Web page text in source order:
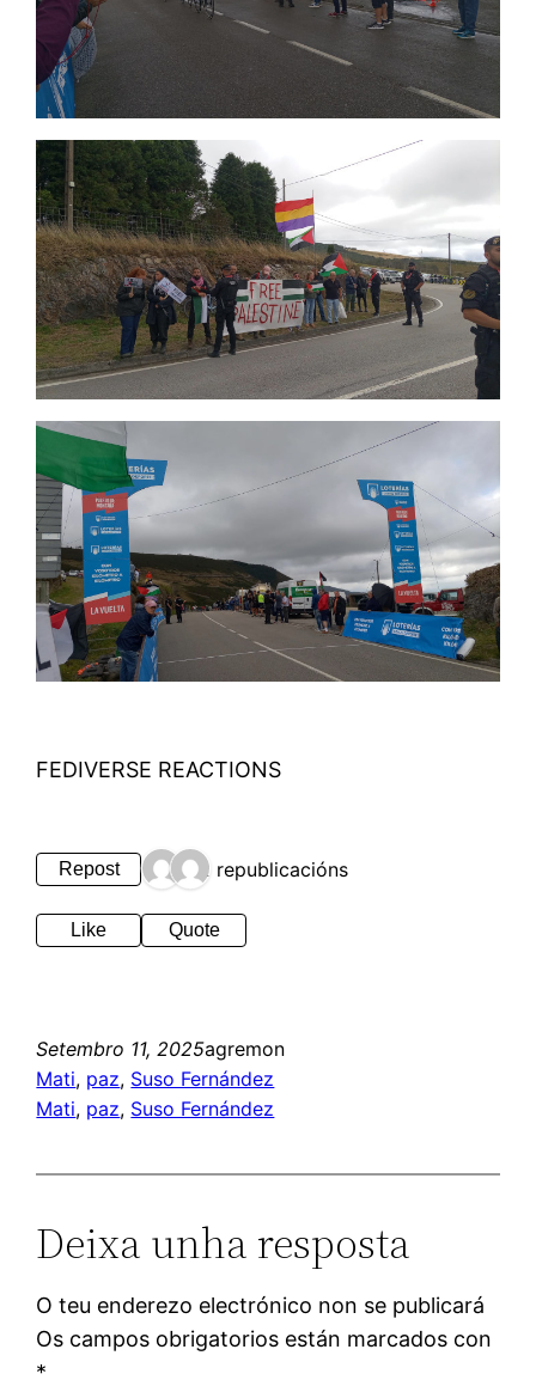
FEDIVERSE REACTIONS
Repost 2 republicacións
Like Quote
Setembro 11, 2025agremon
Mati, paz, Suso Fernández
Mati, paz, Suso Fernández
Deixa unha resposta
O teu enderezo electrónico non se publicará
Os campos obrigatorios están marcados con
*